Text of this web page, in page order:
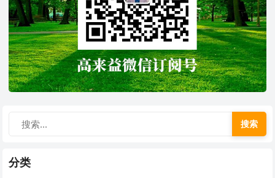
搜索
分类